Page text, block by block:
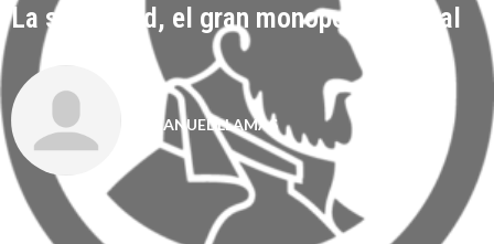
La seguridad, el gran monopolio estatal
MANUEL LLAMAS